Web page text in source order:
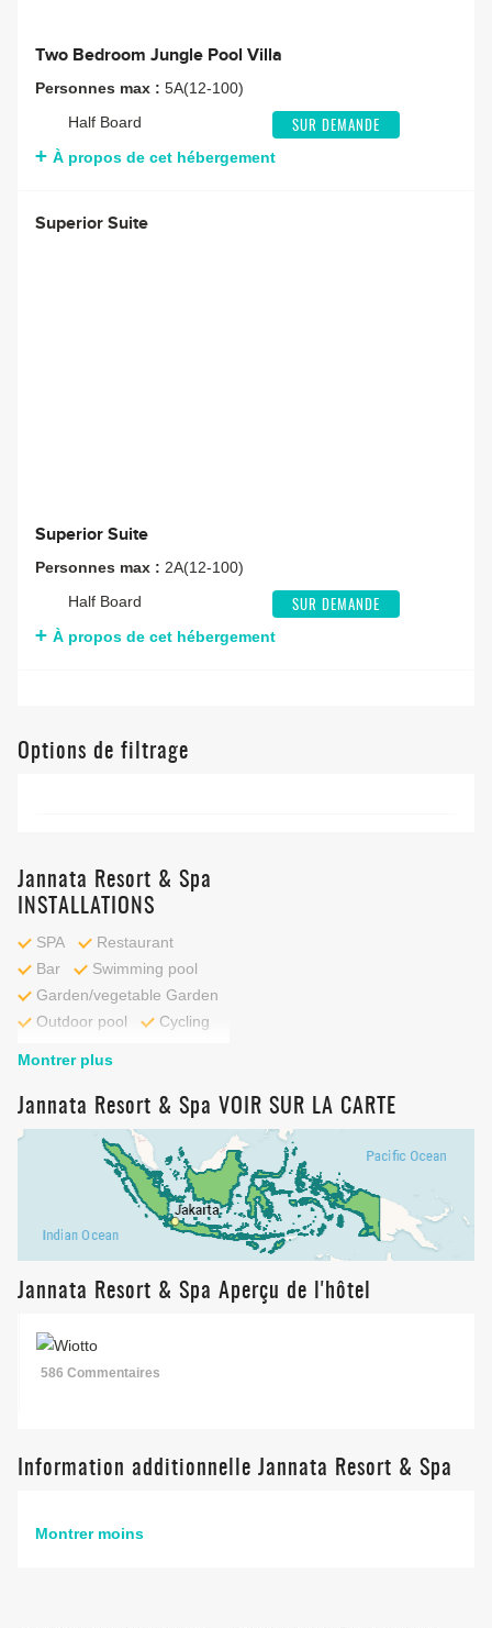
Two Bedroom Jungle Pool Villa
Personnes max : 5A(12-100)
Half Board
SUR DEMANDE
À propos de cet hébergement
Superior Suite
Superior Suite
Personnes max : 2A(12-100)
Half Board
SUR DEMANDE
À propos de cet hébergement
Options de filtrage
Jannata Resort & Spa
INSTALLATIONS
SPA
Restaurant
Bar
Swimming pool
Garden/vegetable Garden
Outdoor pool
Cycling
Montrer plus
Jannata Resort & Spa VOIR SUR LA CARTE
Jannata Resort & Spa Aperçu de l'hôtel
586 Commentaires
Information additionnelle Jannata Resort & Spa
Montrer moins